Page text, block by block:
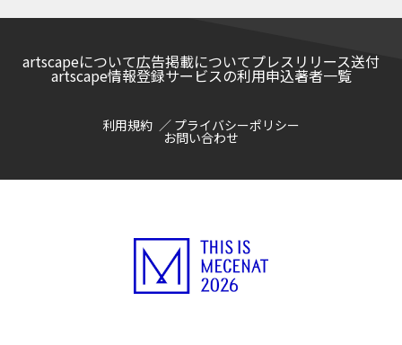
artscapeについて広告掲載についてプレスリリース送付
artscape情報登録サービスの利用申込著者一覧
利用規約 プライバシーポリシー
お問い合わせ